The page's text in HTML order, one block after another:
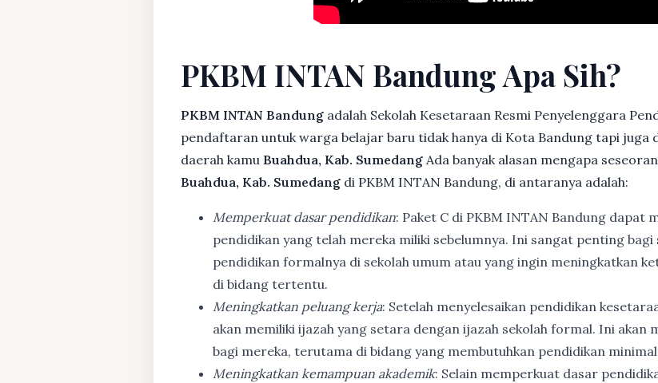
PKBM INTAN Bandung Apa Sih?
PKBM INTAN Bandung adalah Sekolah Kesetaraan Resmi Penyelenggara
pendaftaran untuk warga belajar baru tidak hanya di Kota Bandung tapi juga
daerah kamu Buahdua, Kab. Sumedang Ada banyak alasan mengapa
Buahdua, Kab. Sumedang di PKBM INTAN Bandung, di antaranya adalah:
Memperkuat dasar pendidikan: Paket C di PKBM INTAN Bandung dapat
pendidikan yang telah mereka miliki sebelumnya. Ini sangat penting
pendidikan formalnya di sekolah umum atau yang ingin meningkatkan
di bidang tertentu.
Meningkatkan peluang kerja: Setelah menyelesaikan pendidikan
akan memiliki ijazah yang setara dengan ijazah sekolah formal. Ini akan
bagi mereka, terutama di bidang yang membutuhkan pendidikan
Meningkatkan kemampuan akademik: Selain memperkuat dasar